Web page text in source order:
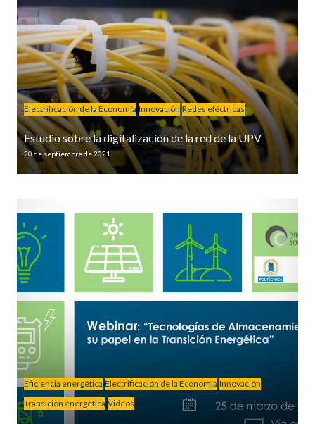
Electrificación de la Economía Innovación Redes eléctricas
Estudio sobre la digitalización de la red de la UPV
20 de septiembre de 2021
Eficiencia energética Electrificación de la Economía Innovación
Transición energética Videos